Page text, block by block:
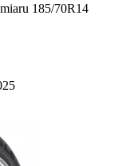
185/70R14